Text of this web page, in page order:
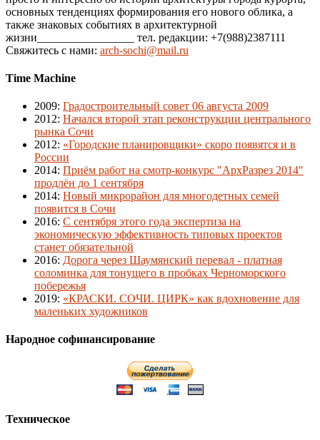
основных тенденциях формирования его нового облика, а
также знаковых событиях в архитектурной
жизни_________________ тел. редакции: +7(988)2387111
Свяжитесь с нами: arch-sochi@mail.ru
Time Machine
2009: Градостроительный совет 06 августа 2009
2012: Начался второй этап реконструкции центрального
рынка Сочи
2012: «Городские планировщики» скоро появятся и в
России
2014: Приём работ на смотр-конкурс "АрхРазрез 2014"
продлён до 1 сентября
2014: Новый микрорайон для многодетных семей
появится в Сочи
2016: С сентября этого года экспертиза на
экономическую эффективность типовых проектов
станет обязательной
2016: Дорога через Шаумянский перевал - платная
соломинка для тонущего в пробках Черноморского
побережья
2019: «КРАСКИ. СОЧИ. ЦИРК» как вдохновение для
маленьких художников
Народное софинансирование
Техническое